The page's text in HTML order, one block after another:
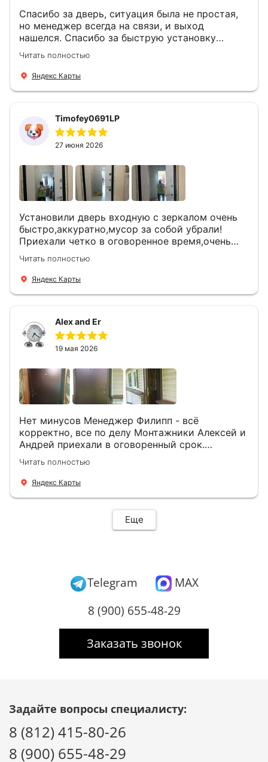
Спасибо за дверь, ситуация была не простая,
но менеджер всегда на связи, и выход
нашелся. Спасибо за быструю установку
Роману, один и привёз, и установил. Надеюсь,
что дверь нам долго послужит
Читать полностью
Яндекс Карты
Timofey0691LP
27 июня 2026
Установили дверь входную с зеркалом очень
быстро,аккуратно,мусор за собой убрали!
Приехали четко в оговоренное время,очень
вежливые,деликатные рабочие .Все
понравилось и дверь ,и работа и цена!
Читать полностью
Яндекс Карты
Alex and Er
19 мая 2026
Нет минусов Менеджер Филипп - всё
корректно, все по делу Монтажники Алексей и
Андрей приехали в оговоренный срок.
Демонтировали старую дверь и установили
новую буквально за час Быстро и качественно
+ нормальные цены Всем большое спасибо
Читать полностью
Яндекс Карты
Еще
Telegram
MAX
8 (900) 655-48-29
Заказать звонок
Задайте вопросы специалисту:
8 (812) 415-80-26
8 (900) 655-48-29